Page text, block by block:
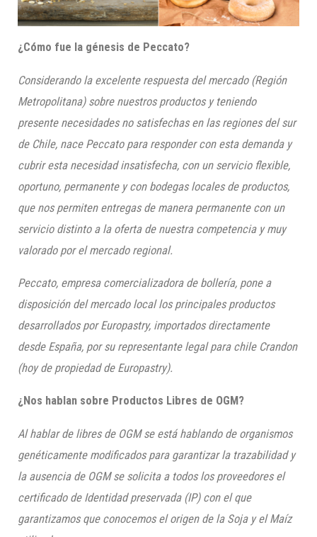
¿Cómo fue la génesis de Peccato?
Considerando la excelente respuesta del mercado (Región
Metropolitana) sobre nuestros productos y teniendo
presente necesidades no satisfechas en las regiones del sur
de Chile, nace Peccatopara responder con esta demanda y
cubrir esta necesidad insatisfecha, con un servicio flexible,
oportuno, permanente y con bodegas locales de productos,
que nos permiten entregas de manera permanente con un
servicio distinto a la oferta de nuestra competencia y muy
valorado por el mercado regional.
Peccato, empresa comercializadora de bollería, pone a
disposición del mercado local los principales productos
desarrollados porEuropastry, importados directamente
desde España, por su representante legal para chile Crandon
(hoy de propiedad de Europastry).
¿Nos hablan sobre Productos Libres de OGM?
Al hablar de libres de OGM se está hablando de organismos
genéticamente modificados para garantizar la trazabilidad y
la ausencia de OGM se solicita a todos los proveedores el
certificado de Identidad preservada (IP) con el que
garantizamos que conocemos el origen de la Soja y el Maíz